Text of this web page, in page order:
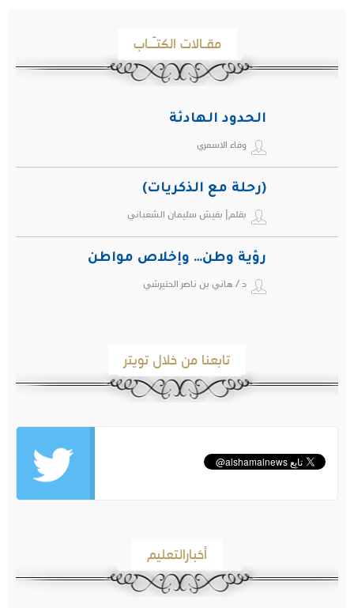
مقـالات الكتـّـاب
الحدود الهادئة
وفاء الاسمري
(رحلة مع الذكريات)
بقلم| بقيش سليمان الشعباني
رؤية وطن… وإخلاص مواطن
د / هاني بن ناصر الحتيرشي
تابعنا من خلال تويتر
أخبارالتعليم